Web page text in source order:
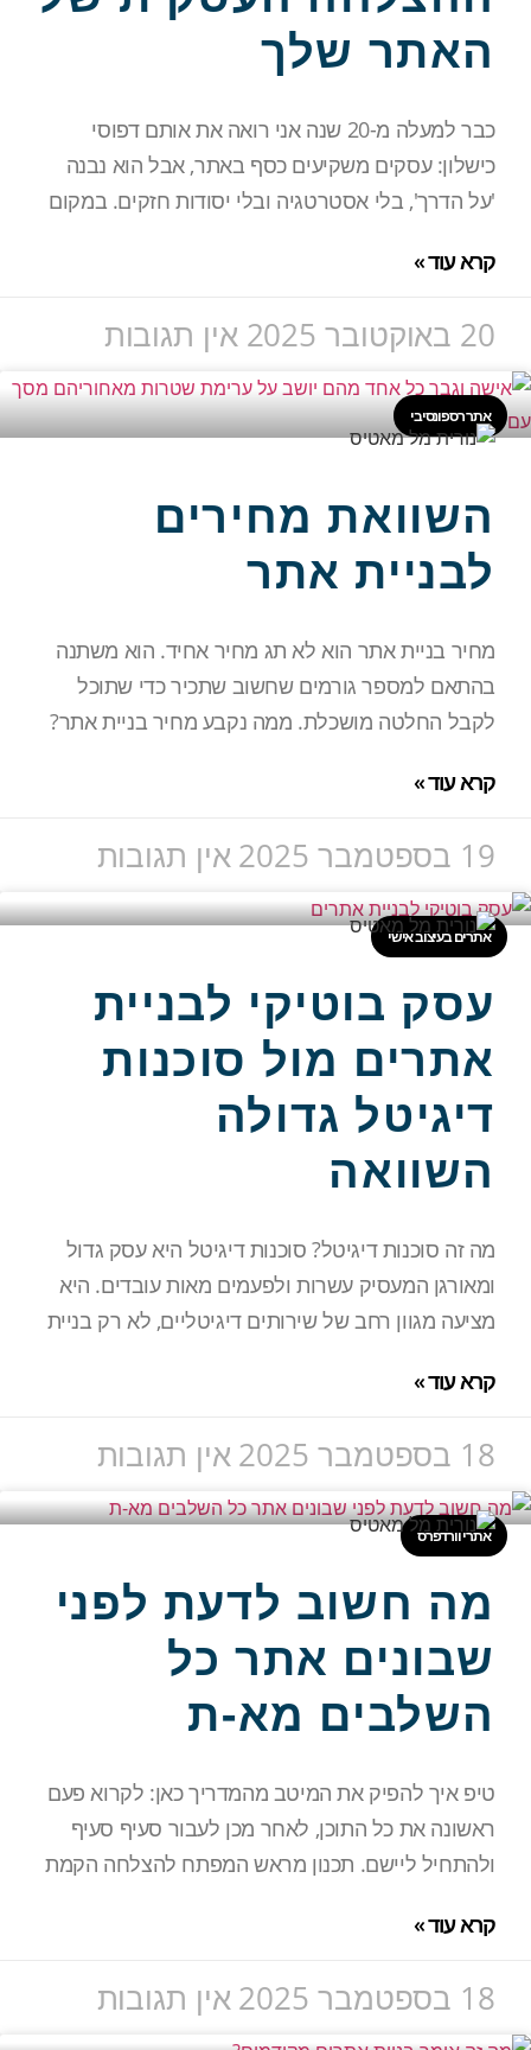
האתר שלך
כבר למעלה מ-20 שנה אני רואה את אותם דפוסי
כישלון: עסקים משקיעים כסף באתר, אבל הוא נבנה
'על הדרך', בלי אסטרטגיה ובלי יסודות חזקים. במקום
קרא עוד »
20 באוקטובר 2025 אין תגובות
אתר רספונסיבי
השוואת מחירים
לבניית אתר
מחיר בניית אתר הוא לא תג מחיר אחיד. הוא משתנה
בהתאם למספר גורמים שחשוב שתכיר כדי שתוכל
לקבל החלטה מושכלת. ממה נקבע מחיר בניית אתר?
קרא עוד »
19 בספטמבר 2025 אין תגובות
אתרים בעיצוב אישי
עסק בוטיקי לבניית
אתרים מול סוכנות
דיגיטל גדולה
השוואה
מה זה סוכנות דיגיטל? סוכנות דיגיטל היא עסק גדול
ומאורגן המעסיק עשרות ולפעמים מאות עובדים. היא
מציעה מגוון רחב של שירותים דיגיטליים, לא רק בניית
קרא עוד »
18 בספטמבר 2025 אין תגובות
אתרי וורדפרס
מה חשוב לדעת לפני
שבונים אתר כל
השלבים מא-ת
טיפ איך להפיק את המיטב מהמדריך כאן: לקרוא פעם
ראשונה את כל התוכן, לאחר מכן לעבור סעיף סעיף
ולהתחיל ליישם. תכנון מראש המפתח להצלחה הקמת
קרא עוד »
18 בספטמבר 2025 אין תגובות